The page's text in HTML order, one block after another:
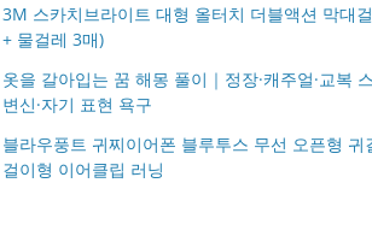
3M 스카치브라이트 대형 올터치 더블액션 막대
+ 물걸레 3매)
옷을 갈아입는 꿈 해몽 풀이｜정장·캐주얼·교복
변신·자기 표현 욕구
블라우풍트 귀찌이어폰 블루투스 무선 오픈형 귀
걸이형 이어클립 러닝